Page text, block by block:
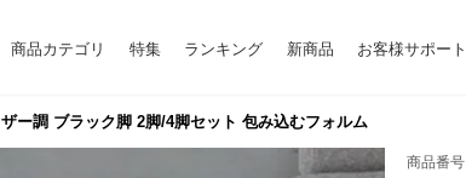
商品カテゴリ 特集 ランキング 新商品 お客様サポート
ー調 ブラック脚 2脚/4脚セット 包み込むフォルム
商品番号